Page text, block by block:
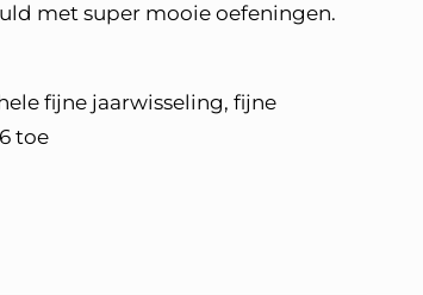
met super mooie oefeningen.
fijne jaarwisseling, fijne
toe